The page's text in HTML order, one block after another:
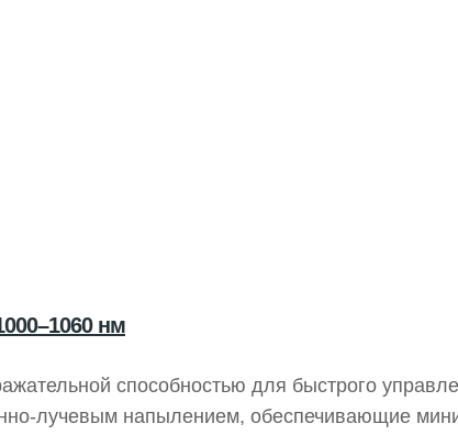
нм
способностью для быстрого
лучевым напылением, обеспечивающие